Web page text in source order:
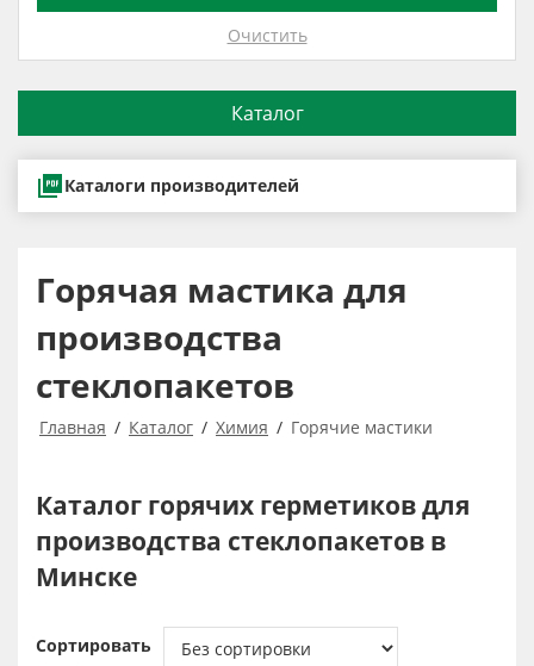
Очистить
Каталог
Каталоги производителей
Горячая мастика для
производства
стеклопакетов
Главная Каталог Химия Горячие мастики
Каталог горячих герметиков для
производства стеклопакетов в
Минске
Сортировать